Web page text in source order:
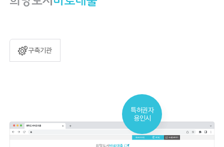
구축기관
특허권자
용인시